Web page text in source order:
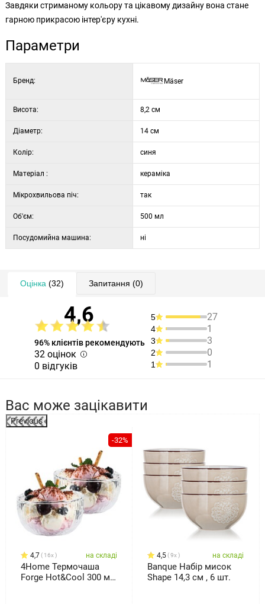
Завдяки стриманому кольору та цікавому дизайну вона стане
гарною прикрасою інтер'єру кухні.
Параметри
Бренд: Mäser
Висота: 8,2 см
Діаметр: 14 см
Колір: синя
Матеріал : кераміка
Мікрохвильова піч: так
Об'єм: 500 мл
Посудомийна машина: ні
Оцінка (32) Запитання (0)
4,6
96% клієнтів рекомендують
32 оцінок
0 відгуків
5 27
4 1
3 3
2 0
1 1
Вас може зацікавити
Previous
-32%
4,7 16x на складі
4Home Термочаша
Forge Hot&Cool 300 мл,
4,5 9x на складі
Banque Набір мисок
Shape 14,3 см , 6 шт.